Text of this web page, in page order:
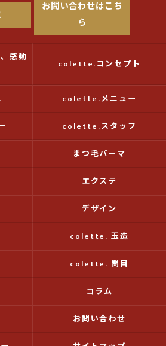
お問い合わせはこち
ら
感動
colette.コンセプト
colette.メニュー
colette.スタッフ
まつ毛パーマ
エクステ
デザイン
colette. 玉造
colette. 関目
コラム
お問い合わせ